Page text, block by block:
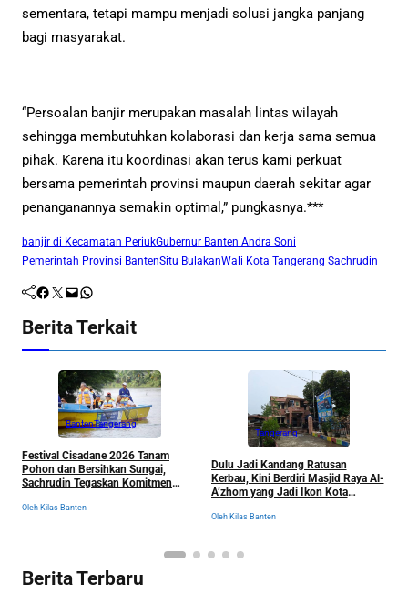
sementara, tetapi mampu menjadi solusi jangka panjang
bagi masyarakat.
“Persoalan banjir merupakan masalah lintas wilayah
sehingga membutuhkan kolaborasi dan kerja sama semua
pihak. Karena itu koordinasi akan terus kami perkuat
bersama pemerintah provinsi maupun daerah sekitar agar
penanganannya semakin optimal,” pungkasnya.***
banjir di Kecamatan PeriukGubernur Banten Andra Soni
Pemerintah Provinsi BantenSitu BulakanWali Kota Tangerang Sachrudin
Facebook Twitter Mail WhatsApp
Berita Terkait
BantenTangerang
Festival Cisadane 2026 Tanam
Pohon dan Bersihkan Sungai,
Sachrudin Tegaskan Komitmen
Oleh Kilas Banten
Tangerang
Dulu Jadi Kandang Ratusan
Kerbau, Kini Berdiri Masjid Raya Al-
A’zhom yang Jadi Ikon Kota
Oleh Kilas Banten
Berita Terbaru